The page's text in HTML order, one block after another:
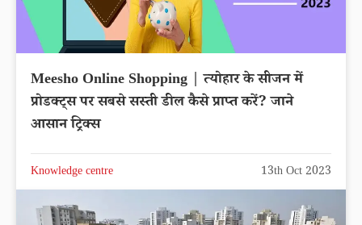
Meesho Online Shopping | त्योहार के सीजन में
प्रोडक्ट्स पर सबसे सस्ती डील कैसे प्राप्त करें? जाने
आसान ट्रिक्स
Knowledge centre 13th Oct 2023